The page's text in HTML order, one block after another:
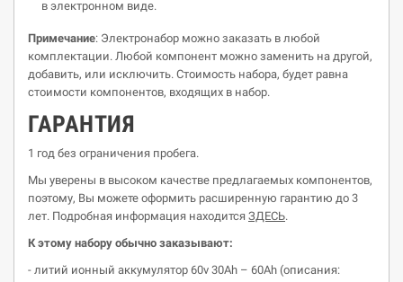
в электронном виде.
Примечание: Электронабор можно заказать в любой
комплектации. Любой компонент можно заменить на другой,
добавить, или исключить. Стоимость набора, будет равна
стоимости компонентов, входящих в набор.
ГАРАНТИЯ
1 год без ограничения пробега.
Мы уверены в высоком качестве предлагаемых компонентов,
поэтому, Вы можете оформить расширенную гарантию до 3
лет. Подробная информация находится ЗДЕСЬ.
К этому набору обычно заказывают:
- литий ионный аккумулятор 60v 30Ah – 60Ah (описания: